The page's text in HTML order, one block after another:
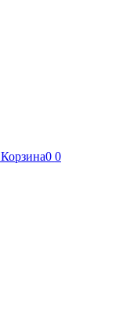
Корзина0 0